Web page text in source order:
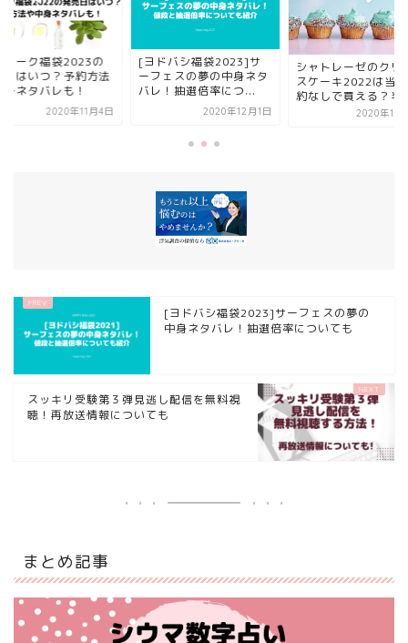
バシ福袋2023]サ
ェスの夢の中身ネタ
抽選倍率につ...
2020年12月1日
シャトレーゼのクリスマ
スケーキ2022は当日予
約なしで買える？半額...
2020年10月17日
ジュリーク福袋
発売日はいつ？予約
や中身ネタバレも！
2020年11
[ヨドバシ福袋2023]サーフェスの夢の
中身ネタバレ！抽選倍率についても
スッキリ受験第３弾見逃し配信を無料視
聴！再放送情報についても
まとめ記事